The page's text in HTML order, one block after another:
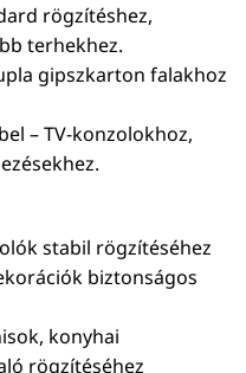
rögzítéshez,
terhekhez.
gipszkarton falakhoz
– TV-konzolokhoz,
stabil rögzítéséhez
biztonságos
konyhai
rögzítéséhez